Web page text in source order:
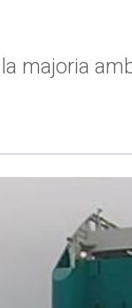
majoria